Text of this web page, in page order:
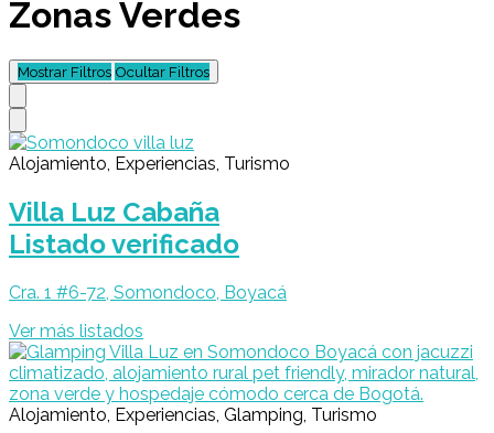
Zonas Verdes
Mostrar Filtros Ocultar Filtros
Alojamiento, Experiencias, Turismo
Villa Luz Cabaña
Listado verificado
Cra. 1 #6-72, Somondoco, Boyacá
Ver más listados
Alojamiento, Experiencias, Glamping, Turismo